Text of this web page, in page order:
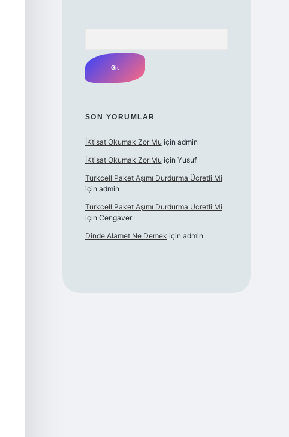
SON YORUMLAR
İKtisat Okumak Zor Mu için admin
İKtisat Okumak Zor Mu için Yusuf
Turkcell Paket Aşımı Durdurma Ücretli Mi
için admin
Turkcell Paket Aşımı Durdurma Ücretli Mi
için Cengaver
Dinde Alamet Ne Demek için admin